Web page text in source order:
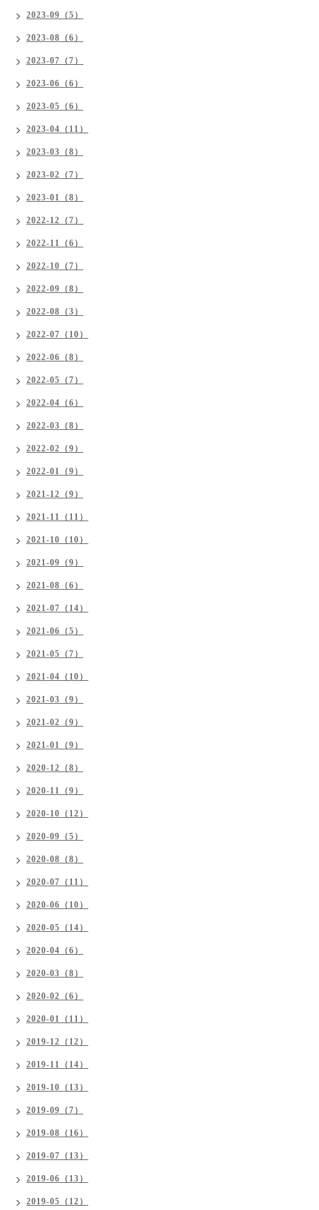
2023-09（5）
2023-08（6）
2023-07（7）
2023-06（6）
2023-05（6）
2023-04（11）
2023-03（8）
2023-02（7）
2023-01（8）
2022-12（7）
2022-11（6）
2022-10（7）
2022-09（8）
2022-08（3）
2022-07（10）
2022-06（8）
2022-05（7）
2022-04（6）
2022-03（8）
2022-02（9）
2022-01（9）
2021-12（9）
2021-11（11）
2021-10（10）
2021-09（9）
2021-08（6）
2021-07（14）
2021-06（5）
2021-05（7）
2021-04（10）
2021-03（9）
2021-02（9）
2021-01（9）
2020-12（8）
2020-11（9）
2020-10（12）
2020-09（5）
2020-08（8）
2020-07（11）
2020-06（10）
2020-05（14）
2020-04（6）
2020-03（8）
2020-02（6）
2020-01（11）
2019-12（12）
2019-11（14）
2019-10（13）
2019-09（7）
2019-08（16）
2019-07（13）
2019-06（13）
2019-05（12）